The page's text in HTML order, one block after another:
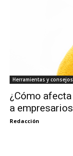
Herramientas y consejos
¿Cómo
a
Redacción